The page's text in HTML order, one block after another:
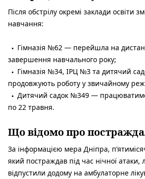
Після обстрілу окремі заклади освіти
навчання:
Гімназія №62 — перейшла на
завершення навчального року;
Гімназія №34, ІРЦ №3 та дитячий
продовжують роботу у звичайному
Дитячий садок №349 —
по 22 травня.
Що відомо про
За інформацією мера Дніпра,
який постраждав під час нічної атаки,
відпустили додому на амбулаторне